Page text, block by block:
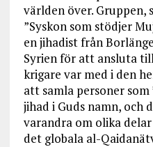
världen över. Gruppen,
”Syskon som stödjer
en jihadist från
Syrien för att ansluta
krigare var med i den
att samla personer
jihad i Guds namn, och
varandra om olika
det globala al-